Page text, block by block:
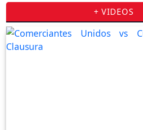
+ VIDEOS